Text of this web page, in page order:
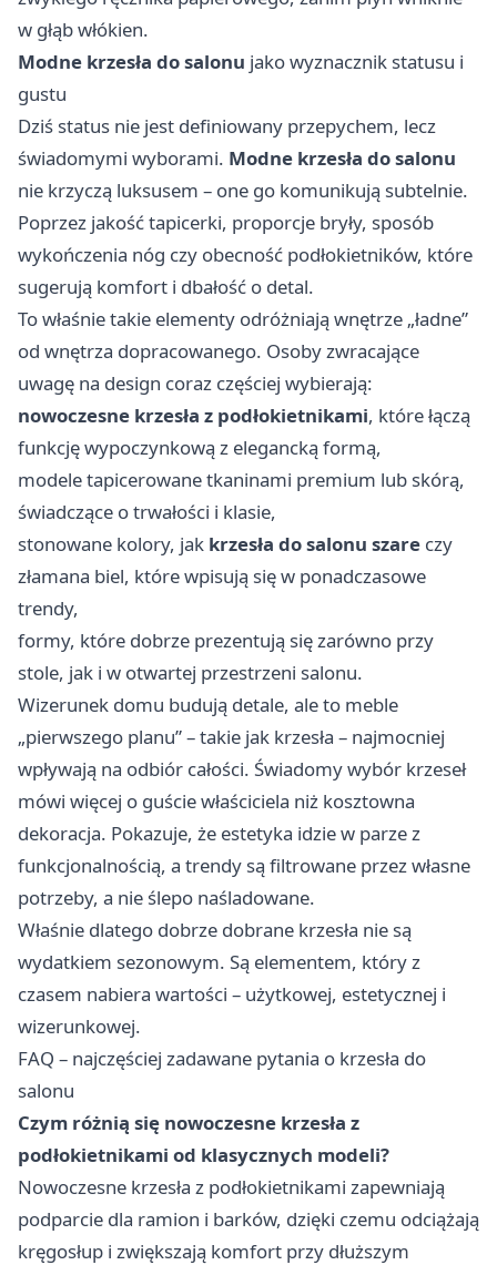
w głąb włókien.
Modne krzesła do salonu jako wyznacznik statusu i
gustu
Dziś status nie jest definiowany przepychem, lecz
świadomymi wyborami. Modne krzesła do salonu
nie krzyczą luksusem – one go komunikują subtelnie.
Poprzez jakość tapicerki, proporcje bryły, sposób
wykończenia nóg czy obecność podłokietników, które
sugerują komfort i dbałość o detal.
To właśnie takie elementy odróżniają wnętrze „ładne”
od wnętrza dopracowanego. Osoby zwracające
uwagę na design coraz częściej wybierają:
nowoczesne krzesła z podłokietnikami, które łączą
funkcję wypoczynkową z elegancką formą,
modele tapicerowane tkaninami premium lub skórą,
świadczące o trwałości i klasie,
stonowane kolory, jak krzesła do salonu szare czy
złamana biel, które wpisują się w ponadczasowe
trendy,
formy, które dobrze prezentują się zarówno przy
stole, jak i w otwartej przestrzeni salonu.
Wizerunek domu budują detale, ale to meble
„pierwszego planu” – takie jak krzesła – najmocniej
wpływają na odbiór całości. Świadomy wybór krzeseł
mówi więcej o guście właściciela niż kosztowna
dekoracja. Pokazuje, że estetyka idzie w parze z
funkcjonalnością, a trendy są filtrowane przez własne
potrzeby, a nie ślepo naśladowane.
Właśnie dlatego dobrze dobrane krzesła nie są
wydatkiem sezonowym. Są elementem, który z
czasem nabiera wartości – użytkowej, estetycznej i
wizerunkowej.
FAQ – najczęściej zadawane pytania o krzesła do
salonu
Czym różnią się nowoczesne krzesła z
podłokietnikami od klasycznych modeli?
Nowoczesne krzesła z podłokietnikami zapewniają
podparcie dla ramion i barków, dzięki czemu odciążają
kręgosłup i zwiększają komfort przy dłuższym